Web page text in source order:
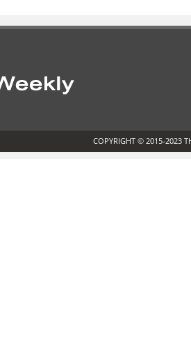
COPYRIGHT © 2015-2023